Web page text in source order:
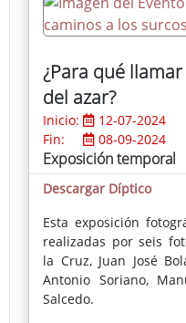
¿Para qué
del azar?
Inicio:
12-07-2024
Fin:
08-09-2024
Exposición temporal
Descargar Díptico
Esta exposición
realizadas por seis
la Cruz, Juan José
Antonio Soriano,
Salcedo.